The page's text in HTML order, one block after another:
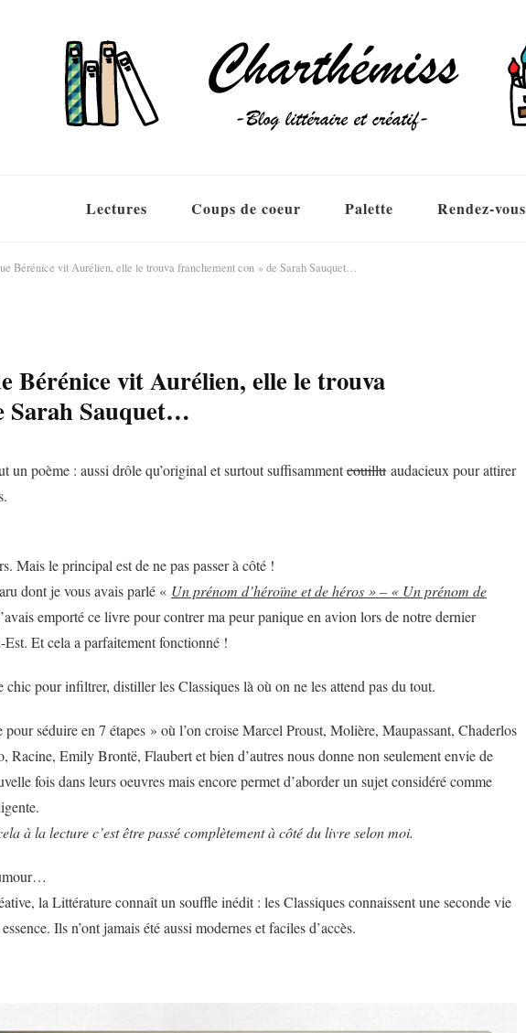
Lectures Coups de coeur Palette Rendez-vous
Bérénice vit Aurélien, elle le trouva franchement con » de Sarah Sauquet…
Bérénice vit Aurélien, elle le trouva
Sarah Sauquet…
un poème : aussi drôle qu’original et surtout suffisammentcouillu audacieux pour attirer
Mais le principal est de ne pas passer à côté !
dont je vous avais parlé « Un prénom d’héroïne et de héros » – « Un prénom de
emporté ce livre pour contrer ma peur panique en avion lors de notre dernier
Et cela a parfaitement fonctionné !
chic pour infiltrer, distiller les Classiques là où on ne les attend pas du tout.
séduire en 7 étapes » où l’on croise Marcel Proust, Molière, Maupassant, Chaderlos
Racine, Emily Brontë, Flaubert et bien d’autres nous donne non seulement envie de
fois dans leurs oeuvres mais encore permet d’aborder un sujet considéré comme
à la lecture c’est être passé complètement à côté du livre selon moi.
la Littérature connaît un souffle inédit : les Classiques connaissent une seconde vie
Ils n’ont jamais été aussi modernes et faciles d’accès.